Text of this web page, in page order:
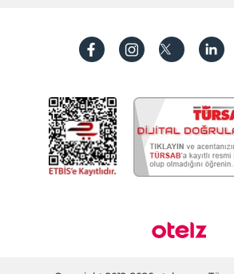
Sıkça sorulan sorular
İşlem rehberi
Hesap oluştur
Koşullar ve şartlar
Aydınlatma metni